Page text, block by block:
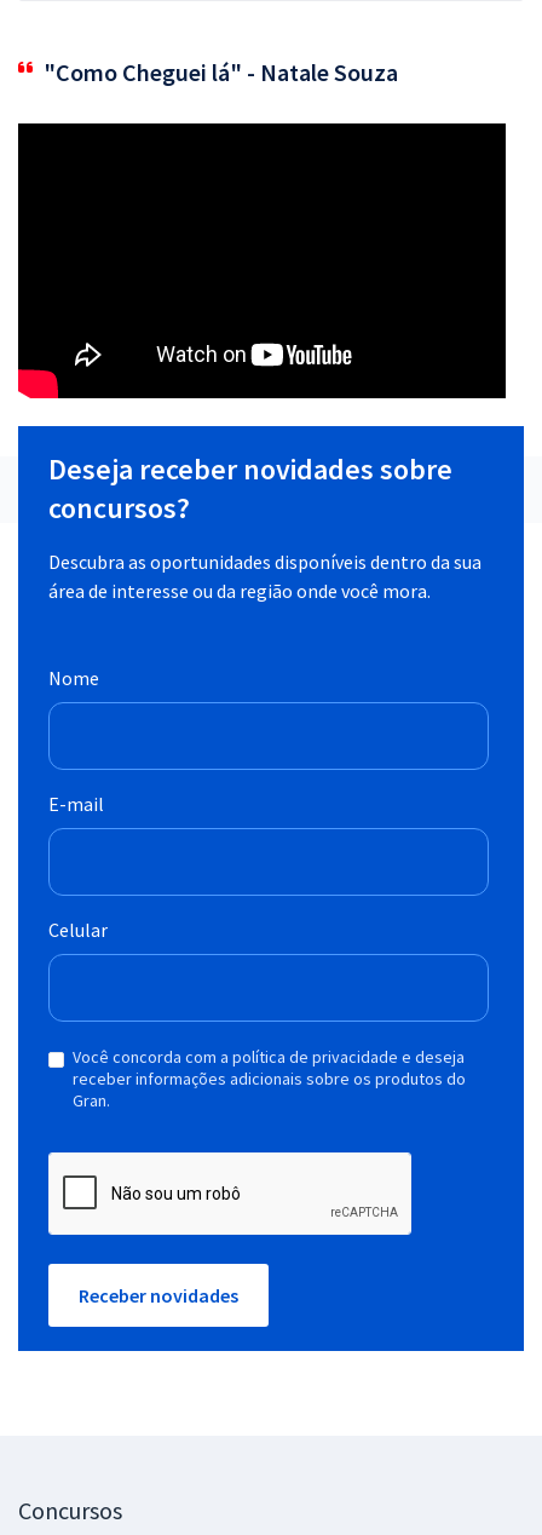
"Como Cheguei lá" - Natale Souza
Deseja receber novidades sobre
concursos?
Descubra as oportunidades disponíveis dentro da sua
área de interesse ou da região onde você mora.
Nome
E-mail
Celular
Você concorda com a política de privacidade e deseja
receber informações adicionais sobre os produtos do
Gran.
Receber novidades
Concursos